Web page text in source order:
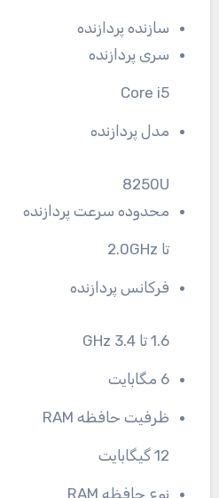
سازنده پردازنده
سری پردازنده
Core i5
مدل پردازنده
8250U
محدوده سرعت پردازنده
تا 2.0GHz
فرکانس پردازنده
1.6 تا 3.4 GHz
6 مگابایت
ظرفیت حافظه RAM
12 گیگابایت
نوع حافظه RAM